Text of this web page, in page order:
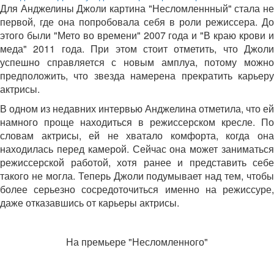
Для Анджелины Джоли картина "Несломленнный" стала не
первой, где она попробовала себя в роли режиссера. До
этого были "Мето во времени" 2007 года и "В краю крови и
меда" 2011 года. При этом стоит отметить, что Джоли
успешно справляется с новым амплуа, потому можно
предположить, что звезда намерена прекратить карьеру
актрисы.
В одном из недавних интервью Анджелина отметила, что ей
намного проще находиться в режиссерском кресле. По
словам актрисы, ей не хватало комфорта, когда она
находилась перед камерой. Сейчас она может заниматься
режиссерской работой, хотя ранее и представить себе
такого не могла. Теперь Джоли подумывает над тем, чтобы
более серьезно сосредоточиться именно на режиссуре,
даже отказавшись от карьеры актрисы.
На премьере "Несломленного"